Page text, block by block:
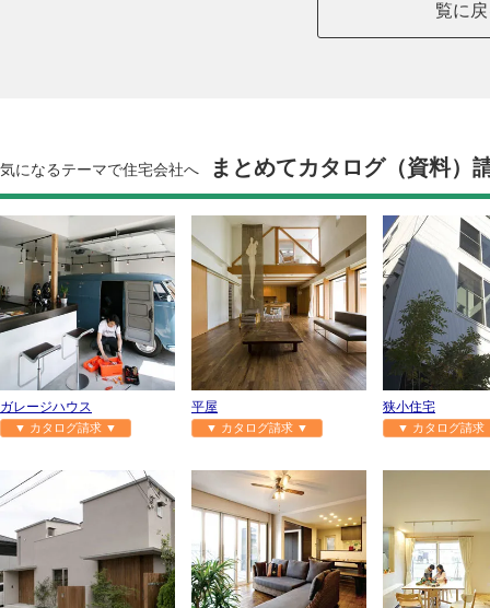
覧に
気になるテーマで住宅会社へ まとめてカタログ（資料）
ガレージハウス
▼ カタログ請求 ▼
平屋
▼ カタログ請求 ▼
狭小住宅
▼ カタログ請